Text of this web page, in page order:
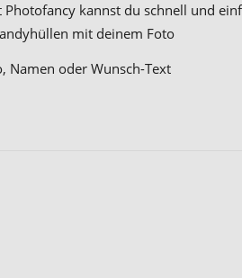
Photofancy kannst du schnell und
mit deinem Foto
Namen oder Wunsch-Text